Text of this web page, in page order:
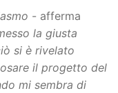
- afferma
la giusta
si è rivelato
il progetto del
mi sembra di